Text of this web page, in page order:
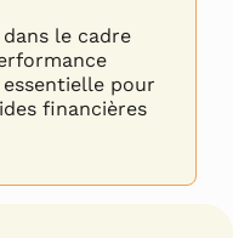
le cadre
pour
financières